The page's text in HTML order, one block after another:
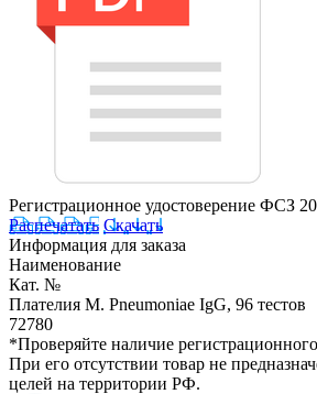
Регистрационное удостоверение ФСЗ
Распечатать Скачать
Информация для заказа
Наименование
Кат. №
Плателия M. Pneumoniae IgG, 96 тестов
72780
*Проверяйте наличие
При его отсутствии товар не
целей на территории РФ.